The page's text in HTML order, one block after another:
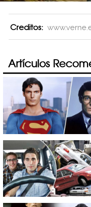
Creditos:
Artículos